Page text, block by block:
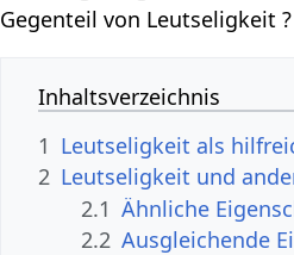
Gegenteil von Leutseligkeit ?
Inhaltsverzeichnis
1 Leutseligkeit als
2 Leutseligkeit und
2.1 Ähnliche
2.2 Ausgleichende